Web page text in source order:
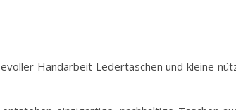
Handarbeit Ledertaschen und kleine